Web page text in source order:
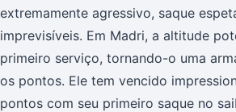
extremamente agressivo, saque
imprevisíveis. Em Madri, a altitude
primeiro serviço, tornando-o uma
os pontos. Ele tem vencido
pontos com seu primeiro saque no